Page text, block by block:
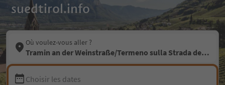
suedtirol.info
Où voulez-vous aller ?
Tramin an der Weinstraße/Termeno sulla Strada del Vino
Choisir les dates